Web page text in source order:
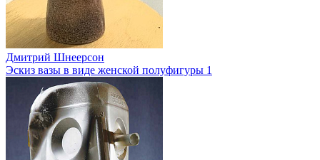
Дмитрий Шнеерсон
Эскиз вазы в виде женской полуфигуры 1